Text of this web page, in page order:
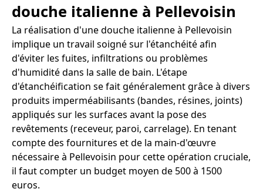
douche italienne à Pellevoisin
La réalisation d'une douche italienne à Pellevoisin
implique un travail soigné sur l'étanchéité afin
d'éviter les fuites, infiltrations ou problèmes
d'humidité dans la salle de bain. L'étape
d'étanchéification se fait généralement grâce à divers
produits imperméabilisants (bandes, résines, joints)
appliqués sur les surfaces avant la pose des
revêtements (receveur, paroi, carrelage). En tenant
compte des fournitures et de la main-d'œuvre
nécessaire à Pellevoisin pour cette opération cruciale,
il faut compter un budget moyen de 500 à 1500
euros.